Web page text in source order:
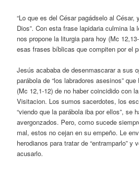
“Lo que es del César pagádselo al César,
Dios”. Con esta frase lapidaria culmina la
nos propone la liturgia para hoy (Mc
esas frases bíblicas que compiten por el
Jesús acababa de desenmascarar a sus
parábola de “los labradores asesinos”
(Mc 12,1-12) de no haber coincidido con
Visitacion. Los sumos sacerdotes, los
“viendo que la parábola iba por ellos”, se
avergonzados. Pero, como sucede
mal, estos no cejan en su empeño. Le
herodianos para tratar de “entramparlo” y
acusarlo.